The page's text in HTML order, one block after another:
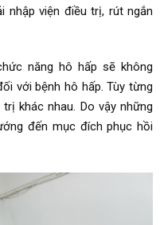
nhập viện điều trị, rút ngắn
năng hô hấp sẽ không
với bệnh hô hấp. Tùy từng
khác nhau. Do vậy những
đến mục đích phục hồi